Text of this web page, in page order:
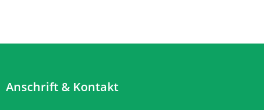
Anschrift & Kontakt